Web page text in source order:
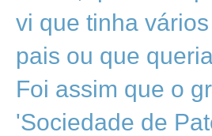
vi que tinha
pais ou que
Foi assim que o
'Sociedade de